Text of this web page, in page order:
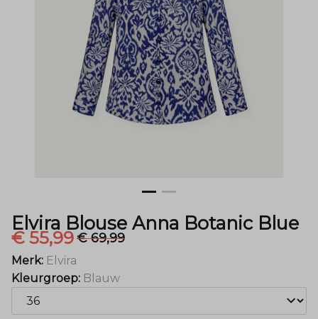
Menger
Mode
Elvira Blouse Anna Botanic Blue
€ 55,99€ 69,99
Merk: Elvira
Kleurgroep: Blauw